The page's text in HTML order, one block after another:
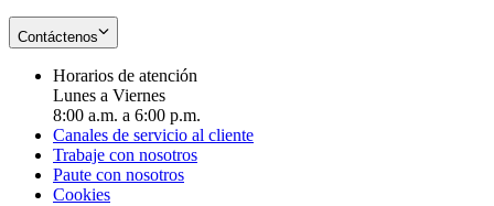
Contáctenos
Horarios de atención
Lunes a Viernes
8:00 a.m. a 6:00 p.m.
Canales de servicio al cliente
Trabaje con nosotros
Paute con nosotros
Cookies